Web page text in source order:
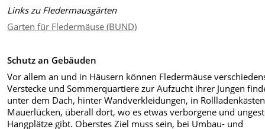
Links zu Fledermausgärten
Garten für Fledermäuse (BUND)
Schutz an Gebäuden
Vor allem an und in Häusern können Fledermäuse
Verstecke und Sommerquartiere zur Auf­zucht ihrer Jungen
unter dem Dach, hinter Wandverkleidungen, in
Mauer­lücken, überall dort, wo es etwas verborgene und
Hangplätze gibt. Oberstes Ziel muss sein, bei Umbau- und